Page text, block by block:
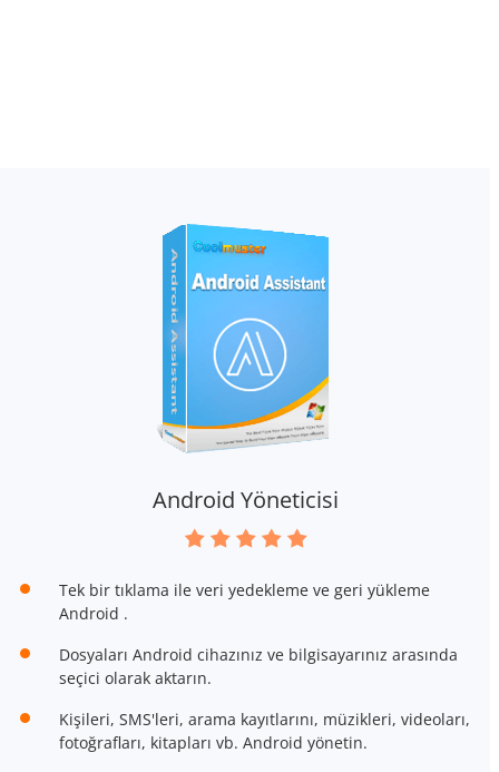
Android Yöneticisi
Tek bir tıklama ile veri yedekleme ve geri yükleme
Android .
Dosyaları Android cihazınız ve bilgisayarınız arasında
seçici olarak aktarın.
Kişileri, SMS'leri, arama kayıtlarını, müzikleri, videoları,
fotoğrafları, kitapları vb. Android yönetin.